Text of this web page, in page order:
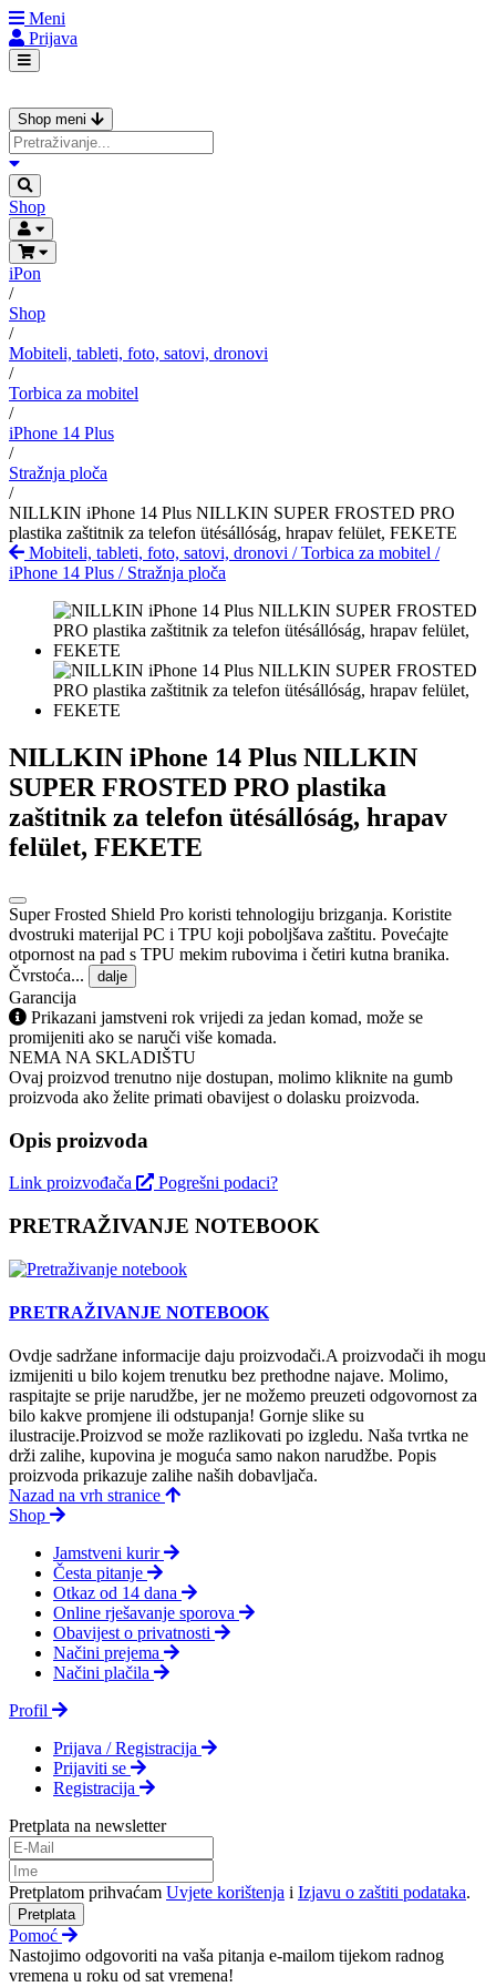
Meni
Prijava
Shop meni
Shop
iPon
/
Shop
/
Mobiteli, tableti, foto, satovi, dronovi
/
Torbica za mobitel
/
iPhone 14 Plus
/
Stražnja ploča
/
NILLKIN iPhone 14 Plus NILLKIN SUPER FROSTED PRO
plastika zaštitnik za telefon ütésállóság, hrapav felület, FEKETE
Mobiteli, tableti, foto, satovi, dronovi /Torbica za mobitel /
iPhone 14 Plus / Stražnja ploča
NILLKIN iPhone 14 Plus NILLKIN
SUPER FROSTED PRO plastika
zaštitnik za telefon ütésállóság, hrapav
felület, FEKETE
Super Frosted Shield Pro koristi tehnologiju brizganja. Koristite
dvostruki materijal PC i TPU koji poboljšava zaštitu. Povećajte
otpornost na pad s TPU mekim rubovima i četiri kutna branika.
Čvrstoća...
dalje
Garancija
Prikazani jamstveni rok vrijedi za jedan komad, može se
promijeniti ako se naruči više komada.
NEMA NA SKLADIŠTU
Ovaj proizvod trenutno nije dostupan, molimo kliknite na gumb
proizvoda ako želite primati obavijest o dolasku proizvoda.
Opis proizvoda
Link proizvođača Pogrešni podaci?
PRETRAŽIVANJE NOTEBOOK
PRETRAŽIVANJE NOTEBOOK
Ovdje sadržane informacije daju proizvodači.A proizvodači ih mogu
izmijeniti u bilo kojem trenutku bez prethodne najave. Molimo,
raspitajte se prije narudžbe, jer ne možemo preuzeti odgovornost za
bilo kakve promjene ili odstupanja! Gornje slike su
ilustracije.Proizvod se može razlikovati po izgledu. Naša tvrtka ne
drži zalihe, kupovina je moguća samo nakon narudžbe. Popis
proizvoda prikazuje zalihe naših dobavljača.
Nazad na vrh stranice
Shop
Jamstveni kurir
Česta pitanje
Otkaz od 14 dana
Online rješavanje sporova
Obavijest o privatnosti
Načini prejema
Načini plačila
Profil
Prijava / Registracija
Prijaviti se
Registracija
Pretplata na newsletter
Pretplatom prihvaćam Uvjete korištenja i Izjavu o zaštiti podataka.
Pretplata
Pomoć
Nastojimo odgovoriti na vaša pitanja e-mailom tijekom radnog
vremena u roku od sat vremena!